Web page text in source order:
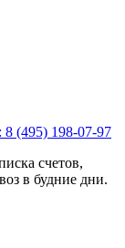
8 (495) 198-07-97
счетов,
в будние дни.